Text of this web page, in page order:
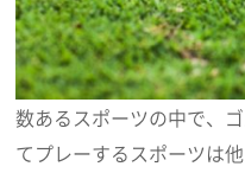
数あるスポーツの中で、
てプレーするスポーツは